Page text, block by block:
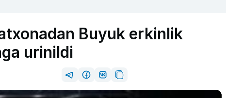
Buyuk erkinlik
urinildi